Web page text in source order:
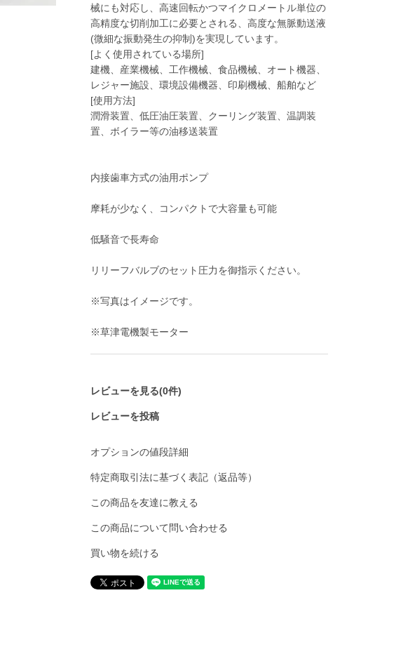
械にも対応し、高速回転かつマイクロメートル単位の
高精度な切削加工に必要とされる、高度な無脈動送液
(微細な振動発生の抑制)を実現しています。
[よく使用されている場所]
建機、産業機械、工作機械、食品機械、オート機器、
レジャー施設、環境設備機器、印刷機械、船舶など
[使用方法]
潤滑装置、低圧油圧装置、クーリング装置、温調装
置、ボイラー等の油移送装置
内接歯車方式の油用ポンプ
摩耗が少なく、コンパクトで大容量も可能
低騒音で長寿命
リリーフバルブのセット圧力を御指示ください。
※写真はイメージです。
※草津電機製モーター
レビューを見る(0件)
レビューを投稿
オプションの値段詳細
特定商取引法に基づく表記（返品等）
この商品を友達に教える
この商品について問い合わせる
買い物を続ける